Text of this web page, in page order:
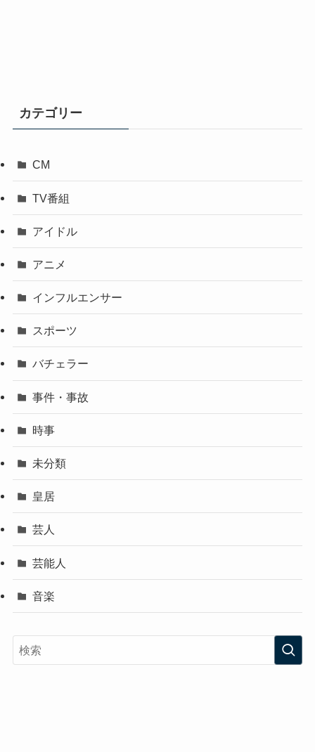
カテゴリー
CM
TV番組
アイドル
アニメ
インフルエンサー
スポーツ
バチェラー
事件・事故
時事
未分類
皇居
芸人
芸能人
音楽